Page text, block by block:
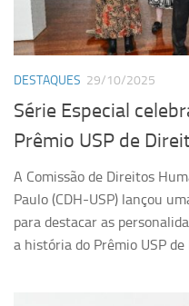
DESTAQUES 29/10/2025
Série Especial
Prêmio USP de
A Comissão de Direitos
Paulo (CDH-USP) lançou
para destacar as
a história do Prêmio USP de